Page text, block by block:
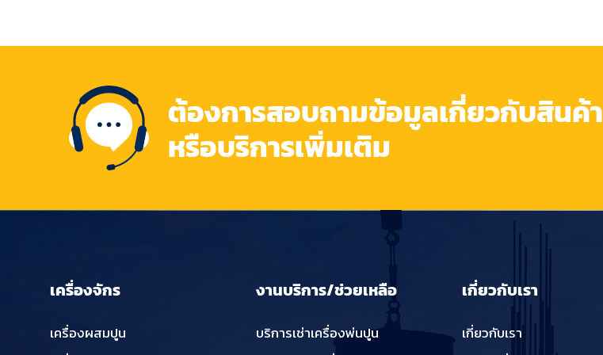
ต้องการสอบถามข้อมูลเกี่ยวกับสินค้า
หรือบริการเพิ่มเติม
เครื่องจักร
เครื่องผสมปูน
งานบริการ/ช่วยเหลือ
บริการเช่าเครื่องพ่นปูน
เกี่ยวกับเรา
เกี่ยวกับเรา